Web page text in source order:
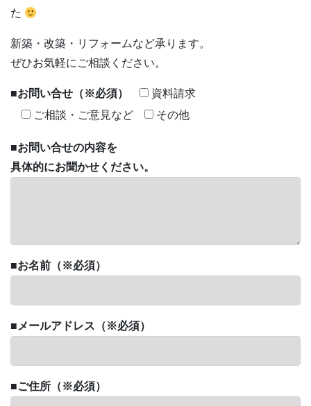
た
新築・改築・リフォームなど承ります。
ぜひお気軽にご相談ください。
■お問い合せ （※必須）
資料請求
ご相談・ご意見など
その他
■お問い合せの内容を
具体的にお聞かせください。
■お名前 （※必須）
■ メールアドレス （※必須）
■ご住所 （※必須）